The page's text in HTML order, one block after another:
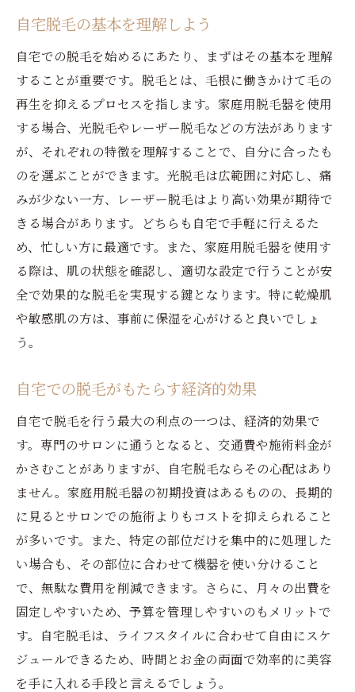
日常生活に取り入れやすい脱毛法
時間を有効に活用するための脱毛計画
働く女性におすすめの自宅脱毛
自宅で手軽にできる簡単脱毛メニュー
愛媛県西条市丸野から始めるセルフ脱毛のすす
め
地元で始める安心のセルフ脱毛
愛媛県西条市丸野での脱毛が持つ特別な意
味
地域の特性を活かした脱毛法
地元で手に入れる美肌の秘訣
西条市丸野での脱毛体験談をシェア
紹介
専門店不要！自宅でできる脱毛技術
自宅での脱毛とサロンの違いを比較
プロ顔負けの自宅脱毛テクニック
美肌を手に入れるための家庭用脱毛器
お金をかけずにできるセルフ脱毛術
自宅で美肌を手に入れるためのステップ
脱毛初心者必見！自宅で効率良く綺麗になる方
法
脱毛初心者が知っておくべき基礎知識
自宅脱毛の基本を理解しよう
自宅での脱毛を始めるにあたり、まずはその基本を理解
することが重要です。脱毛とは、毛根に働きかけて毛の
再生を抑えるプロセスを指します。家庭用脱毛器を使用
する場合、光脱毛やレーザー脱毛などの方法があります
が、それぞれの特徴を理解することで、自分に合ったも
のを選ぶことができます。光脱毛は広範囲に対応し、痛
みが少ない一方、レーザー脱毛はより高い効果が期待で
きる場合があります。どちらも自宅で手軽に行えるた
め、忙しい方に最適です。また、家庭用脱毛器を使用す
る際は、肌の状態を確認し、適切な設定で行うことが安
全で効果的な脱毛を実現する鍵となります。特に乾燥肌
や敏感肌の方は、事前に保湿を心がけると良いでしょ
う。
自宅での脱毛がもたらす経済的効果
自宅で脱毛を行う最大の利点の一つは、経済的効果で
す。専門のサロンに通うとなると、交通費や施術料金が
かさむことがありますが、自宅脱毛ならその心配はあり
ません。家庭用脱毛器の初期投資はあるものの、長期的
に見るとサロンでの施術よりもコストを抑えられること
が多いです。また、特定の部位だけを集中的に処理した
い場合も、その部位に合わせて機器を使い分けること
で、無駄な費用を削減できます。さらに、月々の出費を
固定しやすいため、予算を管理しやすいのもメリットで
す。自宅脱毛は、ライフスタイルに合わせて自由にスケ
ジュールできるため、時間とお金の両面で効率的に美容
を手に入れる手段と言えるでしょう。